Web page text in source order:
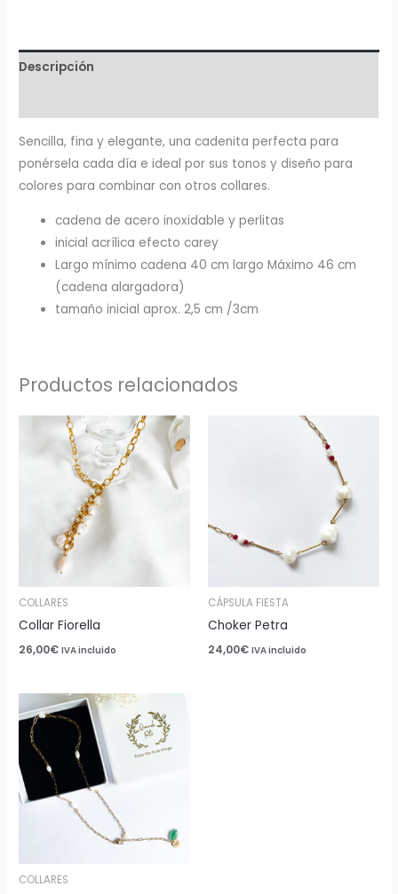
Descripción
Sencilla, fina y elegante, una cadenita perfecta para
ponérsela cada día e ideal por sus tonos y diseño para
colores para combinar con otros collares.
cadena de acero inoxidable y perlitas
inicial acrílica efecto carey
Largo mínimo cadena 40 cm largo Máximo 46 cm
(cadena alargadora)
tamaño inicial aprox. 2,5 cm /3cm
Productos relacionados
COLLARES
Collar Fiorella
26,00€ IVA incluido
CÁPSULA FIESTA
Choker Petra
24,00€ IVA incluido
COLLARES